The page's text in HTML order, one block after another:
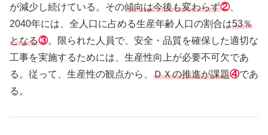
が減少し続けている。その傾向は今後も変わらず②、
2040年には、全人口に占める生産年齢人口の割合は53％
となる③。限られた人員で、安全・品質を確保した適切な
工事を実施するためには、生産性向上が必要不可欠であ
る。従って、生産性の観点から、 ＤＸの推進が課題④であ
る。